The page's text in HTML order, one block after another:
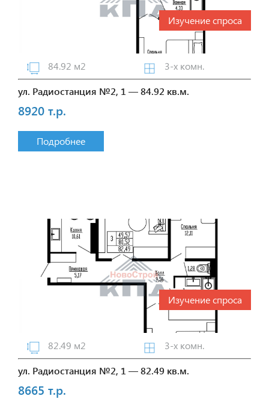
Изучение спроса
84.92 м2
3-х комн.
ул. Радиостанция №2, 1 — 84.92 кв.м.
8920 т.р.
Подробнее
Изучение спроса
82.49 м2
3-х комн.
ул. Радиостанция №2, 1 — 82.49 кв.м.
8665 т.р.